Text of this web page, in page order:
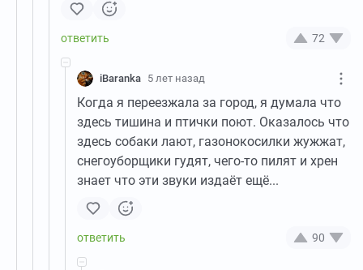
72
iBaranka 5 лет назад
Когда я переезжала за город, я думала что
здесь тишина и птички поют. Оказалось что
здесь собаки лают, газонокосилки жужжат,
снегоуборщики гудят, чего-то пилят и хрен
знает что эти звуки издаёт ещё...
90